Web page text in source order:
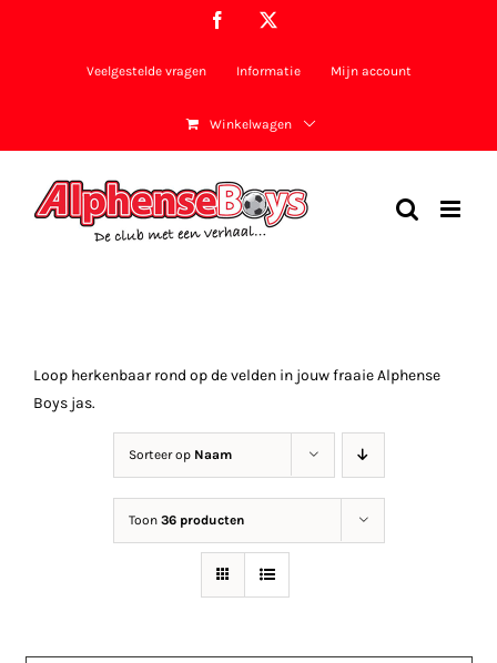
Facebook
Veelgestelde vragen Informatie Mijn account
Winkelwagen
Loop herkenbaar rond op de velden in jouw fraaie Alphense
Boys jas.
Sorteer op Naam
Toon 36 producten